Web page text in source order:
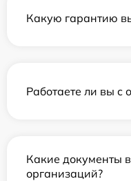
Какую гарантию
Работаете ли вы с
Какие документы
организаций?